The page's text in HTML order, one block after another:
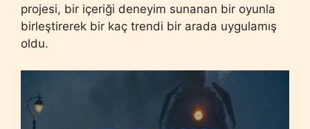
projesi, bir içeriği deneyim sunanan bir oyunla
birleştirerek bir kaç trendi bir arada uygulamış
oldu.